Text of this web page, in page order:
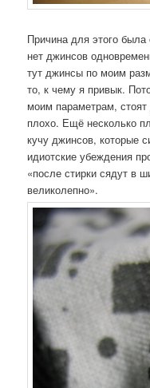
Причина для этого
нет джинсов
тут джинсы по моим
то, к чему я привык.
моим параметрам,
плохо. Ещё несколько
кучу джинсов, которые
идиотские убеждения
«после стирки сядут в
великолепно».